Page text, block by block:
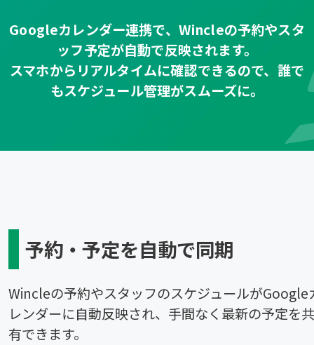
Googleカレンダー連携で、Wincleの予約やスタ
ッフ予定が自動で反映されます。
スマホからリアルタイムに確認できるので、誰で
もスケジュール管理がスムーズに。
予約・予定を自動で同期
Wincleの予約やスタッフのスケジュールがGoogle
レンダーに自動反映され、手間なく最新の予定を共
有できます。